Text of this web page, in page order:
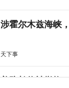
涉霍尔木兹海峡
天下事
美防长将被撤换